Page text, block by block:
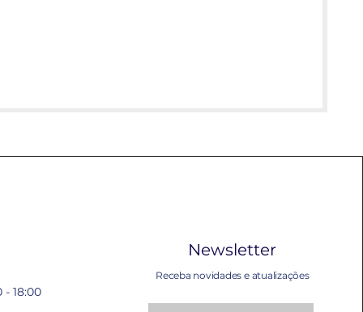
18:00
Newsletter
Receba novidades e atualizações